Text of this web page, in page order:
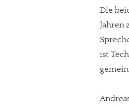
Die
Jahren
ist